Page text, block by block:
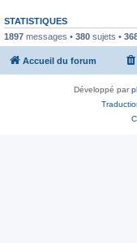
STATISTIQUES
1897 messages • 380 sujets •
Accueil du forum
Développé par